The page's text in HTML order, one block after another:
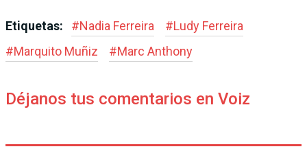
Etiquetas: #Nadia Ferreira #Ludy Ferreira
#Marquito Muñiz #Marc Anthony
Déjanos tus comentarios en Voiz